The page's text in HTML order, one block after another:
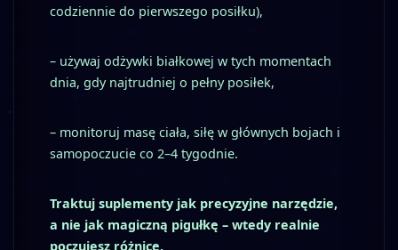
codziennie do pierwszego posiłku),
– używaj odżywki białkowej w tych momentach
dnia, gdy najtrudniej o pełny posiłek,
– monitoruj masę ciała, siłę w głównych bojach i
samopoczucie co 2–4 tygodnie.
Traktuj suplementy jak precyzyjne narzędzie,
a nie jak magiczną pigułkę – wtedy realnie
poczujesz różnicę.